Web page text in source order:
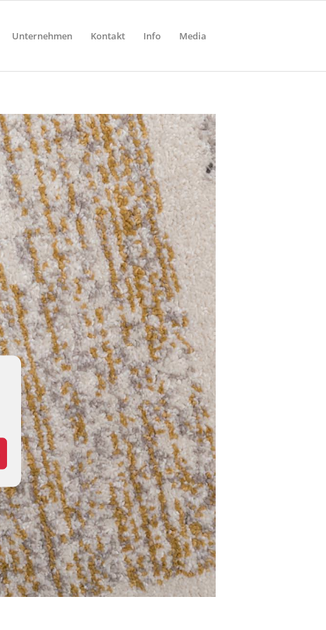
Unternehmen Kontakt Info Media